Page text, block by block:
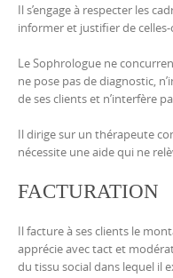
Il s’engage à respecter les
informer et justifier de celles-
Le Sophrologue ne
ne pose pas de diagnostic,
de ses clients et n’interfère
Il dirige sur un thérapeute
nécessite une aide qui ne
FACTURATION
Il facture à ses clients le
apprécie avec tact et
du tissu social dans lequel il